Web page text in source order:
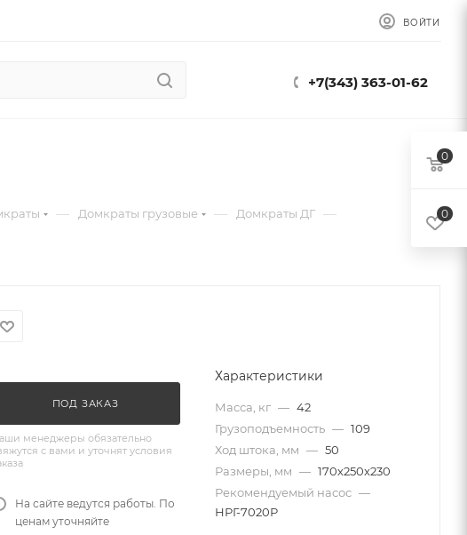
ВОЙТИ
+7(343) 363-01-62
— Домкраты грузовые — Домкраты ДГ —
ПОД ЗАКАЗ
менеджеры обязательно
с вами и уточнят условия
На сайте ведутся работы. По
ценам уточняйте
Характеристики
Масса, кг — 42
Грузоподъемность — 109
Ход штока, мм — 50
Размеры, мм — 170х250x230
Рекомендуемый насос —
НРГ-7020Р
0
0